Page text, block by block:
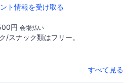
ト情報を受け取る
円 会場払い
/スナック類はフリー。
すべて見る